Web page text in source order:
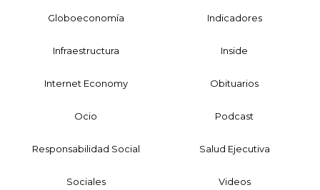
Globoeconomía Indicadores
Infraestructura Inside
Internet Economy Obituarios
Ocio Podcast
Responsabilidad Social Salud Ejecutiva
Sociales Videos